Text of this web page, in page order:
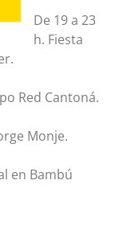
De 19 a 23
h. Fiesta
Red Cantoná.
Monje.
en Bambú